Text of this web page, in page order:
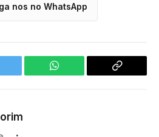
nos no WhatsApp
WhatsApp
Copy